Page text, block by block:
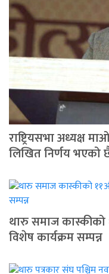
राष्ट्रियसभा अध्यक्ष
लिखित निर्णय भएको
थारु समाज
विशेष कार्यक्रम सम्पन्न